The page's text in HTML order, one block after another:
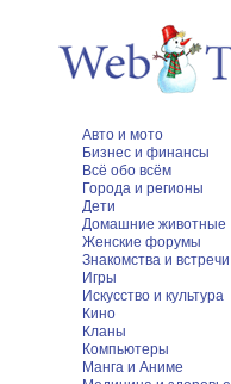
Авто и мото
Бизнес и финансы
Всё обо всём
Города и регионы
Дети
Домашние животные
Женские форумы
Знакомства и встречи
Игры
Искусство и культура
Кино
Кланы
Компьютеры
Манга и Аниме